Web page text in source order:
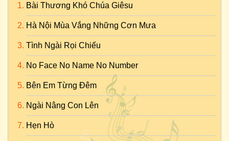
Bài Thương Khó Chúa Giêsu
Hà Nội Mùa Vắng Những Cơn Mưa
Tình Ngài Rọi Chiếu
No Face No Name No Number
Bên Em Từng Đêm
Ngài Nâng Con Lên
Hẹn Hò